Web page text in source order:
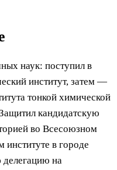
наук: поступил в
институт, затем —
тонкой химической
кандидатскую
во Всесоюзном
институте в городе
делегацию на